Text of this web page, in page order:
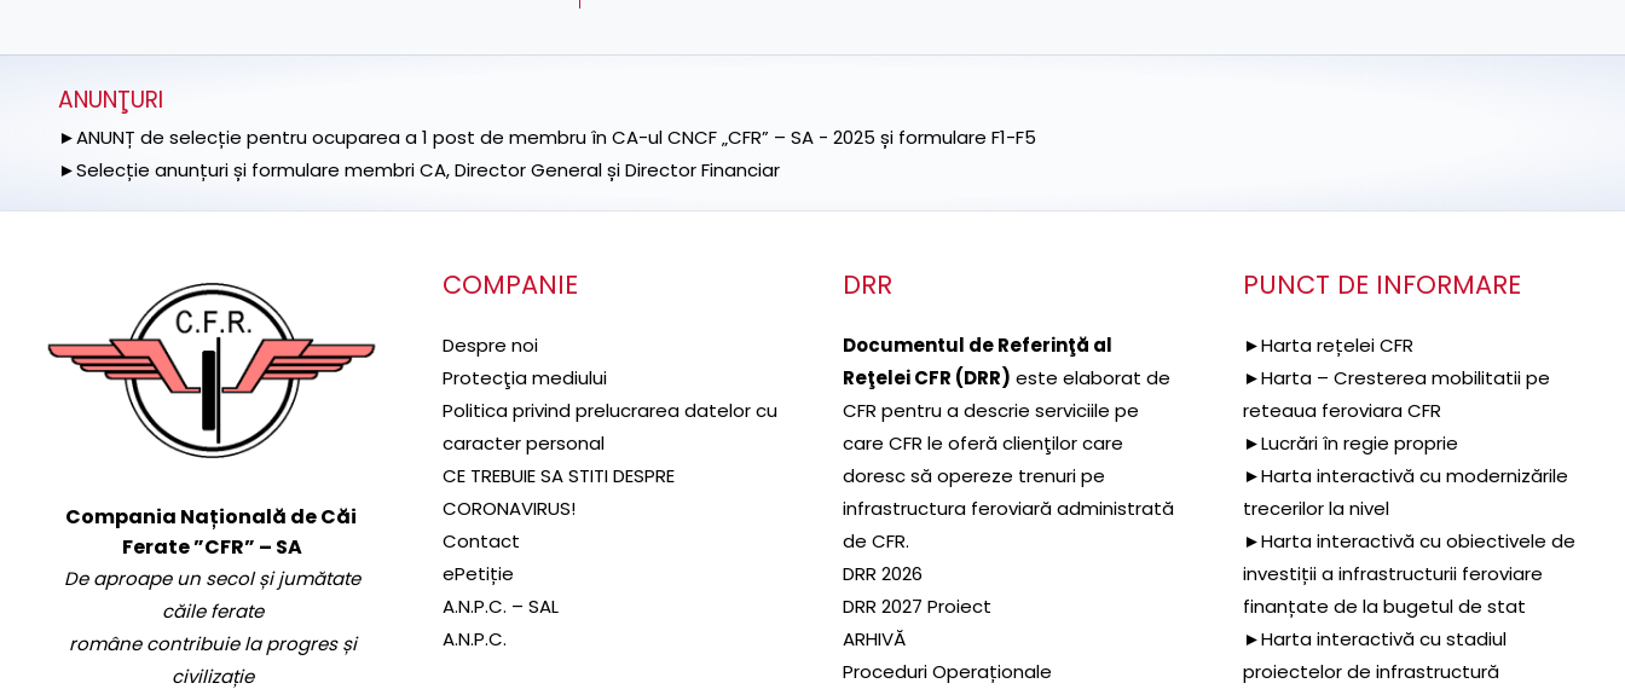
ANUNŢURI
►ANUNȚ de selecție pentru ocuparea a 1 post de membru în CA-ul CNCF „CFR” – SA - 2025 și formulare F1-F5
►Selecție anunțuri și formulare membri CA, Director General și Director Financiar
Compania Națională de Căi
Ferate ”CFR” – SA
De aproape un secol și jumătate
căile ferate
române contribuie la progres și
civilizație
COMPANIE
Despre noi
Protecţia mediului
Politica privind prelucrarea datelor cu
caracter personal
CE TREBUIE SA STITI DESPRE
CORONAVIRUS!
Contact
ePetiție
A.N.P.C. – SAL
A.N.P.C.
DRR
Documentul de Referinţă al
Reţelei CFR (DRR) este elaborat de
CFR pentru a descrie serviciile pe
care CFR le oferă clienţilor care
doresc să opereze trenuri pe
infrastructura feroviară administrată
de CFR.
DRR 2026
DRR 2027 Proiect
ARHIVĂ
Proceduri Operaționale
PUNCT DE INFORMARE
►Harta rețelei CFR
►Harta – Cresterea mobilitatii pe
reteaua feroviara CFR
►Lucrări în regie proprie
►Harta interactivă cu modernizările
trecerilor la nivel
►Harta interactivă cu obiectivele de
investiții a infrastructurii feroviare
finanțate de la bugetul de stat
►Harta interactivă cu stadiul
proiectelor de infrastructură